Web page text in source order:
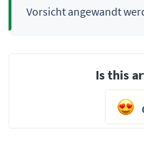
Vorsicht angewandt
Is this